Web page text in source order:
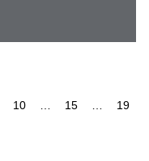
10 15 19